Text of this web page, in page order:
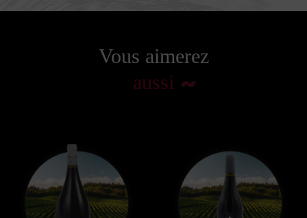
Vous aimerez
aussi